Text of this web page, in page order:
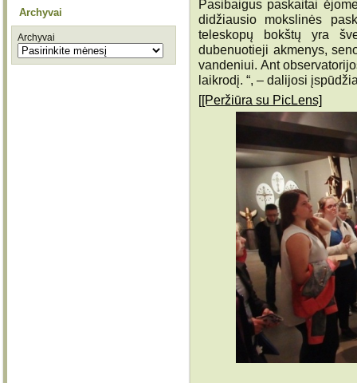
Archyvai
Archyvai
Pasibaigus paskaitai
didžiausio mokslinės
teleskopų bokštų yra
dubenuotieji akmenys,
vandeniui. Ant
laikrodį. “, – dalijosi
[[Peržiūra su PicLens]